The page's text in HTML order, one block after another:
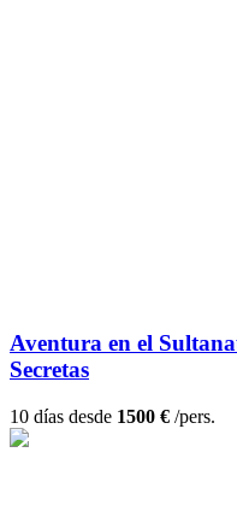
Aventura en el
Secretas
10 días desde 1500 € /pers.